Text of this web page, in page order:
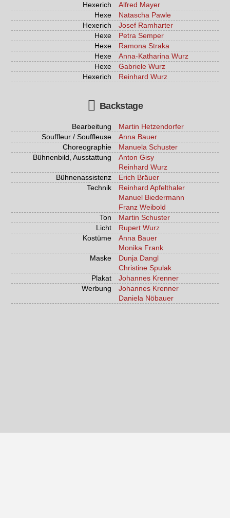
Hexerich
Alfred Mayer
Hexe
Natascha Pawle
Hexerich
Josef Ramharter
Hexe
Petra Semper
Hexe
Ramona Straka
Hexe
Anna-Katharina Wurz
Hexe
Gabriele Wurz
Hexerich
Reinhard Wurz
Backstage
Bearbeitung
Martin Hetzendorfer
Souffleur / Souffleuse
Anna Bauer
Choreographie
Manuela Schuster
Bühnenbild, Ausstattung
Anton Gisy
Reinhard Wurz
Bühnenassistenz
Erich Bräuer
Technik
Reinhard Apfelthaler
Manuel Biedermann
Franz Weibold
Ton
Martin Schuster
Licht
Rupert Wurz
Kostüme
Anna Bauer
Monika Frank
Maske
Dunja Dangl
Christine Spulak
Plakat
Johannes Krenner
Werbung
Johannes Krenner
Daniela Nöbauer